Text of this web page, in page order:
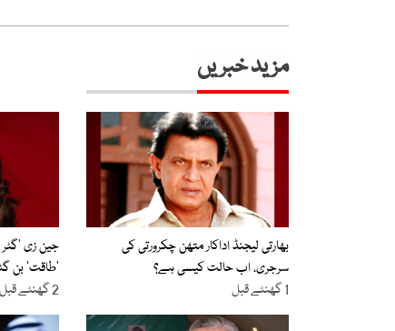
مزید خبریں
بھارتی لیجنڈ اداکار متھن چکرورتی کی
سرجری، اب حالت کیسی ہے؟
1 گھنٹے قبل
جین زی
’طاقت‘ بن
2 گھنٹے قبل